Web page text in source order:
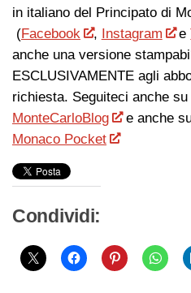
in italiano del Principato di
(Facebook , Instagram e
anche una versione
ESCLUSIVAMENTE agli
richiesta. Seguiteci anche
MonteCarloBlog
e anche
Monaco Pocket
Condividi: